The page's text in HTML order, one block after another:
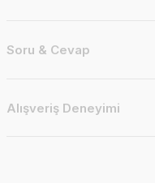
Soru & Cevap
Alışveriş Deneyimi